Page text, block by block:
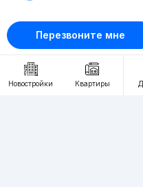
Перезвоните мне
Новостройки Квартиры
Отдел рекламы
+998 (78) 113-20-86
Пн-Пт. С 9:30 до 18:00